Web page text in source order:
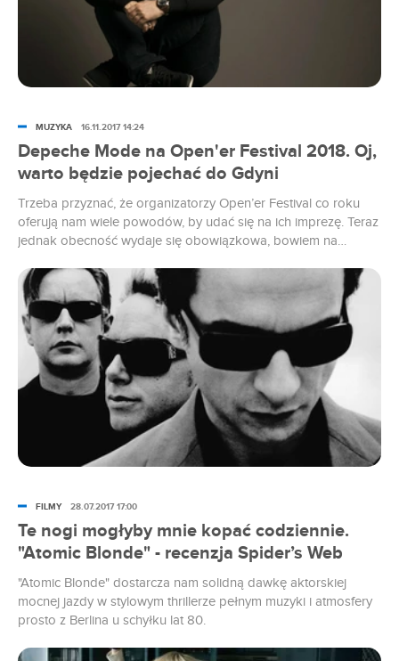
Depeche Mode na Open'er Festival 2018. Oj,
warto będzie pojechać do Gdyni
Trzeba przyznać, że organizatorzy Open’er Festival co roku
oferują nam wiele powodów, by udać się na ich imprezę. Teraz
jednak obecność wydaje się obowiązkowa, bowiem na
MUZYKA 16.11.2017 14:24
Te nogi mogłyby mnie kopać codziennie.
"Atomic Blonde" - recenzja Spider’s Web
"Atomic Blonde" dostarcza nam solidną dawkę aktorskiej
mocnej jazdy w stylowym thrillerze pełnym muzyki i atmosfery
prosto z Berlina u schyłku lat 80.
FILMY 28.07.2017 17:00